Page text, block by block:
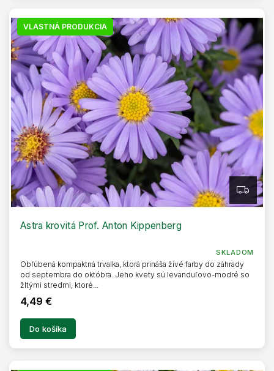
VLASTNÁ PRODUKCIA
Z
A
D
Astra krovitá Prof. Anton Kippenberg
SKLADOM
4,49 €
Do košíka
Obľúbená kompaktná trvalka, ktorá prináša živé farby do záhrady
od septembra do októbra. Jeho kvety sú levanduľovo-modré so
žltými stredmi, ktoré...